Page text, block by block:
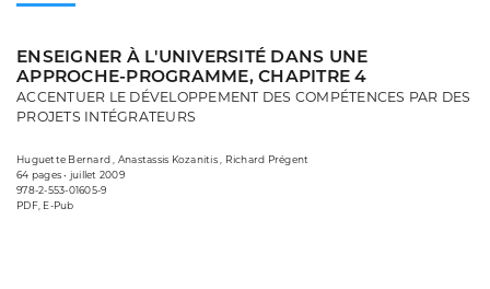
ENSEIGNER À L'UNIVERSITÉ DANS UNE
APPROCHE-PROGRAMME, CHAPITRE 4
ACCENTUER LE DÉVELOPPEMENT DES COMPÉTENCES PAR DES
PROJETS INTÉGRATEURS
Huguette Bernard , Anastassis Kozanitis , Richard Prégent
64 pages • juillet 2009
978-2-553-01605-9
PDF, E-Pub